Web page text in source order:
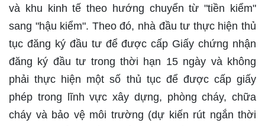
và khu kinh tế theo hướng chuyển từ "tiền kiểm"
sang "hậu kiểm". Theo đó, nhà đầu tư thực hiện thủ
tục đăng ký đầu tư để được cấp Giấy chứng nhận
đăng ký đầu tư trong thời hạn 15 ngày và không
phải thực hiện một số thủ tục để được cấp giấy
phép trong lĩnh vực xây dựng, phòng cháy, chữa
cháy và bảo vệ môi trường (dự kiến rút ngắn thời